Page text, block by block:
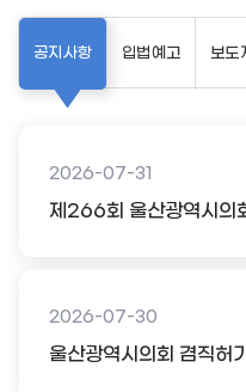
공지사항
2026-07-31
제266회 울산광역시의
2026-07-30
울산광역시의회 겸직허
입법예고 보도